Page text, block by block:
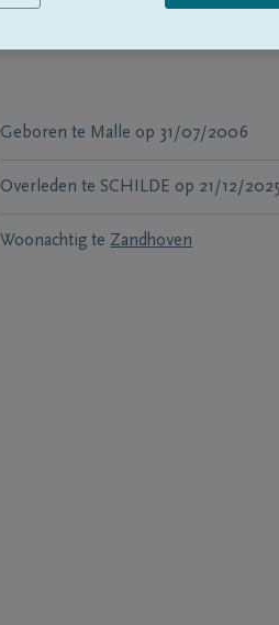
Geboren te Malle op 31/07/2006
Overleden te SCHILDE op 21/12/2025
Woonachtig te Zandhoven